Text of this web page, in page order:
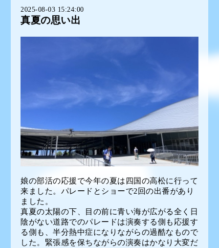
2025-08-03 15:24:00
真夏の思い出
娘の部活の応援で今年の夏は四国の高松に行って
来ました。パレードとショーで2回の出番があり
ました。
真夏の太陽の下、目の前に青い海が広がる全く日
陰がない道路でのパレードは演奏する側も応援す
る側も、半分熱中症になりながらの過酷なもので
した。緊張感を保ちながらの演奏はかなり大変だ